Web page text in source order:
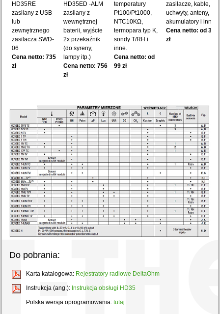
HD35RE
zasilany z USB
lub
zewnętrznego
zasilacza SWD-
06
Cena netto: 735
zł
HD35ED -ALM
zasilany z
wewnętrznej
baterii, wyjście
2x przekaźnik
(do syreny,
lampy itp.)
Cena netto: 756
zł
temperatury
Pt100/Pt1000,
NTC10KΩ,
termopara typ K,
sondy T/RH i
inne.
Cena netto: od
99 zł
zasilacze, kable,
uchwyty, anteny,
akumulatory i inne.
Cena netto: od 35
zł
Do pobrania:
Karta katalogowa: Rejestratory radiowe DeltaOhm
Instrukcja (ang.): Instrukcja obsługi HD35
Polska wersja oprogramowania:tutaj